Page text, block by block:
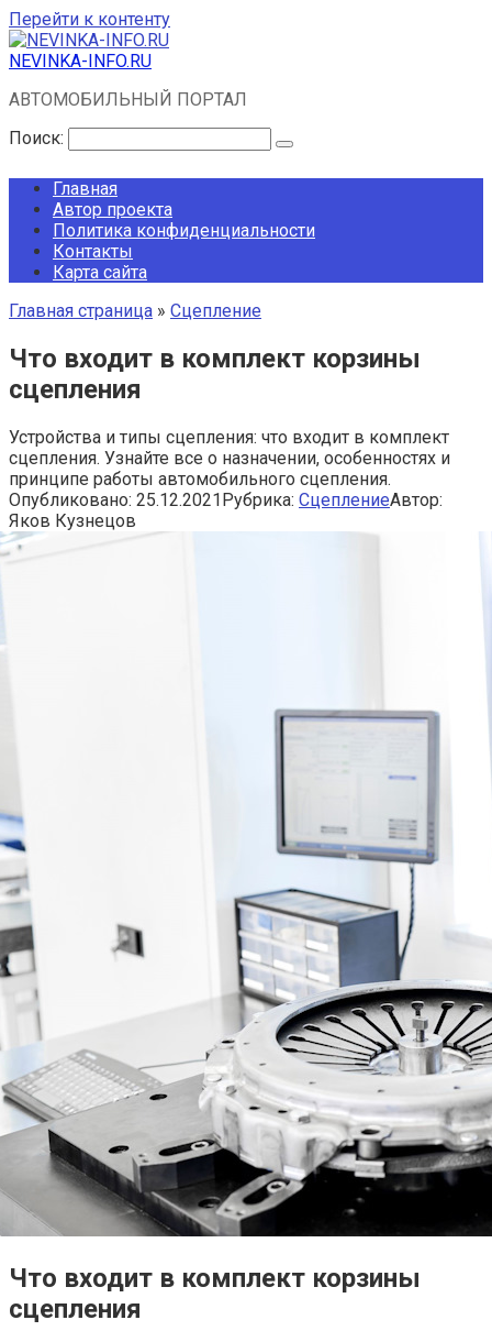
Перейти к контенту
NEVINKA-INFO.RU
АВТОМОБИЛЬНЫЙ ПОРТАЛ
Поиск:
Главная
Автор проекта
Политика конфиденциальности
Контакты
Карта сайта
Главная страница » Сцепление
Что входит в комплект корзины
сцепления
Устройства и типы сцепления: что входит в комплект
сцепления. Узнайте все о назначении, особенностях и
принципе работы автомобильного сцепления.
Опубликовано: 25.12.2021Рубрика: СцеплениеАвтор:
Яков Кузнецов
Что входит в комплект корзины
сцепления